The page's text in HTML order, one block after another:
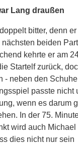
Lang draußen
bitter, denn er
beiden
kehrte er am
Startelf zurück,
- neben den
passte nicht
wenn es darum
In der 75.
wird auch Michael
dies nicht nur sein